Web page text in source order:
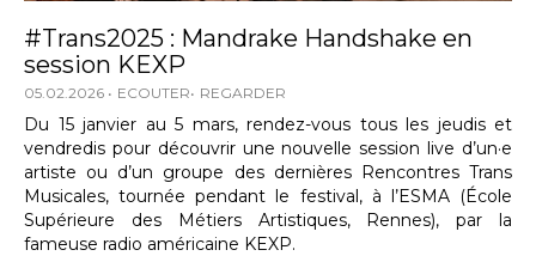
#Trans2025 : Mandrake Handshake en
session KEXP
05.02.2026 ECOUTER REGARDER
Du 15 janvier au 5 mars, rendez-vous tous les jeudis et
vendredis pour découvrir une nouvelle session live d’un·e
artiste ou d’un groupe des dernières Rencontres Trans
Musicales, tournée pendant le festival, à l’ESMA (École
Supérieure des Métiers Artistiques, Rennes), par la
fameuse radio américaine KEXP.